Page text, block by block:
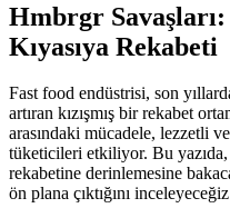
Hmbrgr
Kıyasıya Rekabeti
Fast food endüstrisi, son
artıran kızışmış bir rekabet
arasındaki mücadele, lezzetli
tüketicileri etkiliyor. Bu
rekabetine derinlemesine
ön plana çıktığını